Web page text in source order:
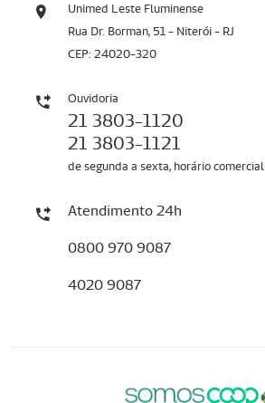
Unimed Leste Fluminense
Rua Dr. Borman, 51 - Niterói - RJ
CEP: 24020-320
Ouvidoria
21 3803-1120
21 3803-1121
de segunda a sexta, horário comercial
Atendimento 24h
0800 970 9087
4020 9087